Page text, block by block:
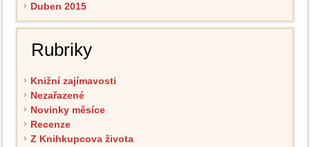
Duben 2015
Rubriky
Knižní zajímavosti
Nezařazené
Novinky měsíce
Recenze
Z Knihkupcova života